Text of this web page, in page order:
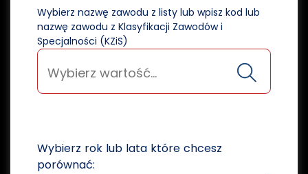
Wybierz nazwę zawodu z listy lub wpisz kod lub
nazwę zawodu z Klasyfikacji Zawodów i
Specjalności (KZiS)
Wybierz rok lub lata które chcesz
porównać: